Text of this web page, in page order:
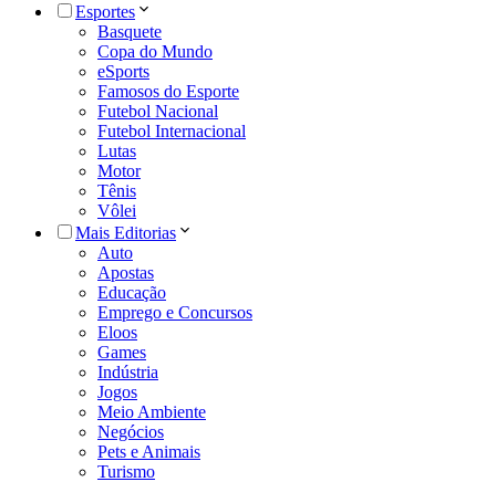
Esportes
Basquete
Copa do Mundo
eSports
Famosos do Esporte
Futebol Nacional
Futebol Internacional
Lutas
Motor
Tênis
Vôlei
Mais Editorias
Auto
Apostas
Educação
Emprego e Concursos
Eloos
Games
Indústria
Jogos
Meio Ambiente
Negócios
Pets e Animais
Turismo